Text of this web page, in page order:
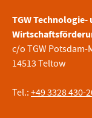
TGW
c/o TGW Potsdam-
14513 Teltow
Tel.: +49 3328 430-